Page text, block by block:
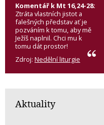
Komentář k Mt 16,24-28:
Ztráta vlastních jistot a
falešných představ ať je
pozváním k tomu, aby mě
Ježíš naplnil. Chci mu k
tomu dát prostor!
Zdroj: Nedělní liturgie
Aktuality